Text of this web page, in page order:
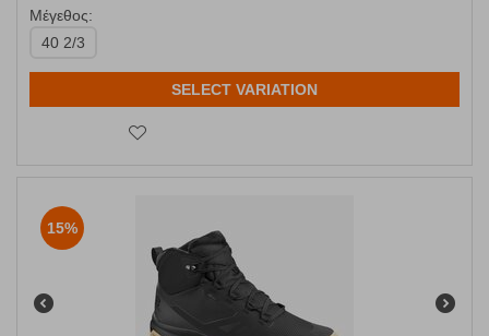
Μέγεθος:
40 2/3
SELECT VARIATION
15%